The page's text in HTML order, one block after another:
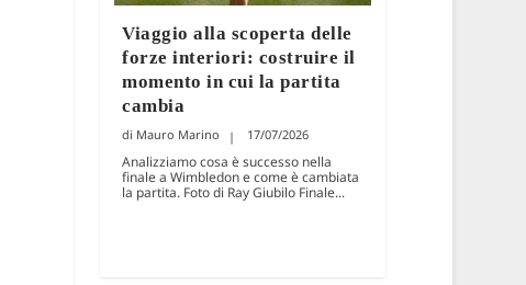
Viaggio alla scoperta delle
forze interiori: costruire il
momento in cui la partita
cambia
Mauro Marino 17/07/2026
Analizziamo cosa è successo nella
finale a Wimbledon e come è cambiata
la partita. Foto di Ray Giubilo Finale...